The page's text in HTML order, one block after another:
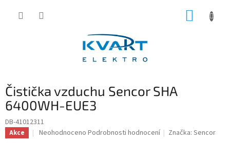
Čistička vzduchu Sencor SHA
6400WH-EUE3
DB-41012311
Akce
Průměrné
Neohodnoceno Podrobnosti hodnocení Značka:Sencor